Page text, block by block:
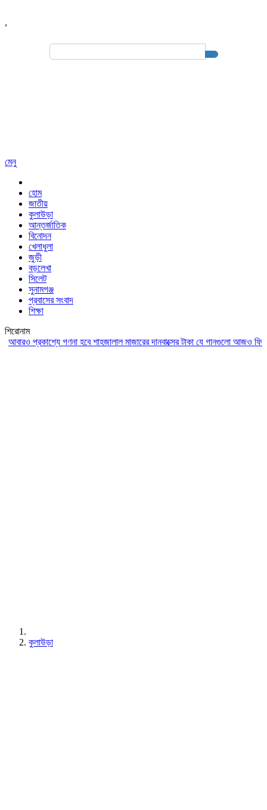
,
Search
মেনু
হোম
জাতীয়
কুলাউড়া
আন্তর্জাতিক
বিনোদন
খেলাধুলা
জুড়ী
বড়লেখা
সিলেট
সুনামগঞ্জ
প্রবাসের সংবাদ
শিক্ষা
শিরোনাম
প্রকাশ্যে গণনা হবে শাহজালাল মাজারের দানবাক্সের টাকাযে গানগুলো আজও ফিরিয়ে
কুলাউড়া